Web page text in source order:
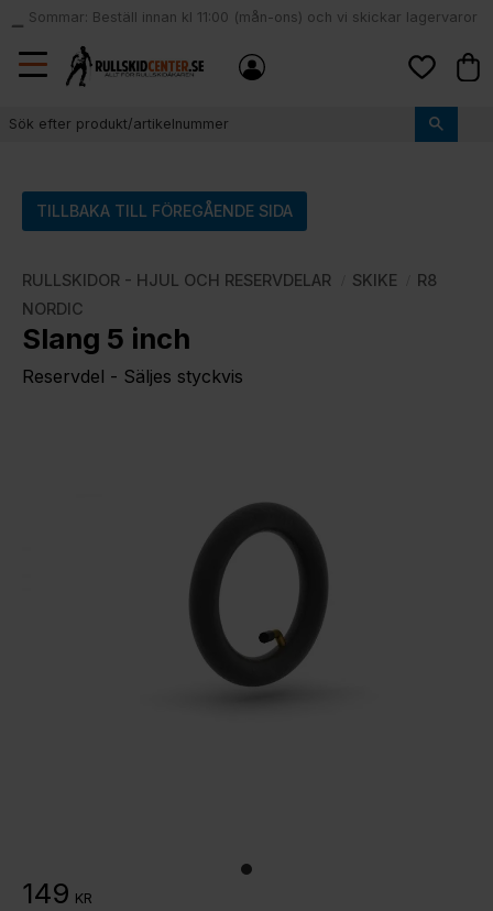
Meny
local_shipping
Sommar: Beställ innan kl 11:00 (mån-ons) och vi skickar lagervaror
samma dag
TILLBAKA TILL FÖREGÅENDE SIDA
RULLSKIDOR - HJUL OCH RESERVDELAR SKIKE
R8
NORDIC
Slang 5 inch
Reservdel - Säljes styckvis
149 KR